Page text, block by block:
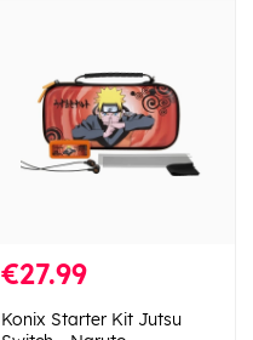
€27.99
Konix Starter Kit Jutsu